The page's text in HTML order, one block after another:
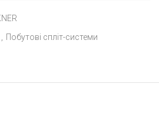
Побутові спліт-системи